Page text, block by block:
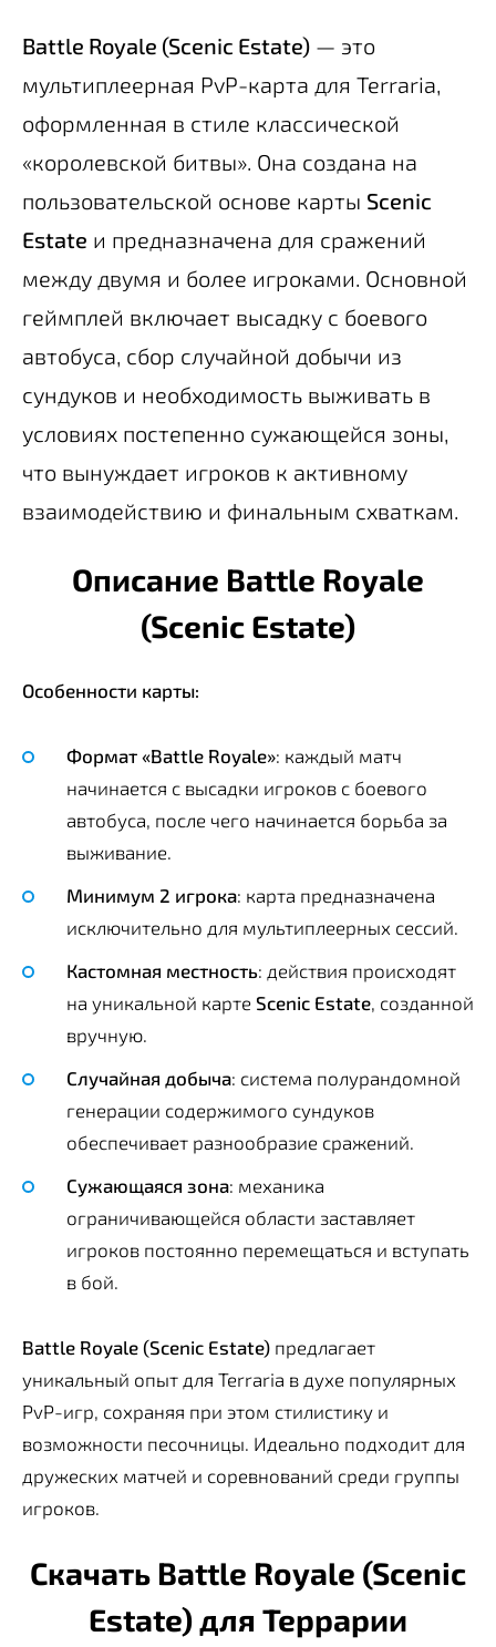
Battle Royale (Scenic Estate) — это
мультиплеерная PvP-карта для Terraria,
оформленная в стиле классической
«королевской битвы». Она создана на
пользовательской основе карты Scenic
Estate и предназначена для сражений
между двумя и более игроками. Основной
геймплей включает высадку с боевого
автобуса, сбор случайной добычи из
сундуков и необходимость выживать в
условиях постепенно сужающейся зоны,
что вынуждает игроков к активному
взаимодействию и финальным схваткам.
Описание Battle Royale
(Scenic Estate)
Особенности карты:
Формат «Battle Royale»: каждый матч
начинается с высадки игроков с боевого
автобуса, после чего начинается борьба за
выживание.
Минимум 2 игрока: карта предназначена
исключительно для мультиплеерных сессий.
Кастомная местность: действия происходят
на уникальной карте Scenic Estate , созданной
вручную.
Случайная добыча: система полурандомной
генерации содержимого сундуков
обеспечивает разнообразие сражений.
Сужающаяся зона: механика
ограничивающейся области заставляет
игроков постоянно перемещаться и вступать
в бой.
Battle Royale (Scenic Estate) предлагает
уникальный опыт для Terraria в духе популярных
PvP-игр, сохраняя при этом стилистику и
возможности песочницы. Идеально подходит для
дружеских матчей и соревнований среди группы
игроков.
Скачать Battle Royale (Scenic
Estate) для Террарии